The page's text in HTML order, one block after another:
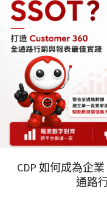
CDP 如何成為企
通路